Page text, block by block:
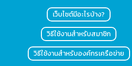
เว็บไซต์มีอะไรบ้าง?
วิธีใช้งานสำหรับสมาชิก
วิธีใช้งานสำหรับองค์กรเครือข่าย